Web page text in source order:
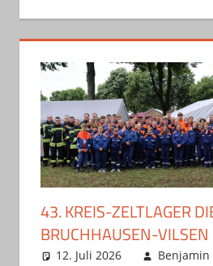
43. KREIS-ZELTLAGER
BRUCHHAUSEN-VILSEN
12. Juli 2026
Benjamin